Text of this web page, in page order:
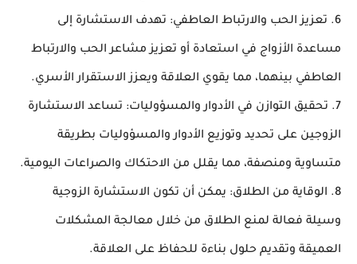
6. تعزيز الحب والارتباط العاطفي: تهدف الاستشارة إلى
مساعدة الأزواج في استعادة أو تعزيز مشاعر الحب والارتباط
العاطفي بينهما، مما يقوي العلاقة ويعزز الاستقرار الأسري.
7. تحقيق التوازن في الأدوار والمسؤوليات: تساعد الاستشارة
الزوجين على تحديد وتوزيع الأدوار والمسؤوليات بطريقة
متساوية ومنصفة، مما يقلل من الاحتكاك والصراعات اليومية.
8. الوقاية من الطلاق: يمكن أن تكون الاستشارة الزوجية
وسيلة فعالة لمنع الطلاق من خلال معالجة المشكلات
العميقة وتقديم حلول بناءة للحفاظ على العلاقة.